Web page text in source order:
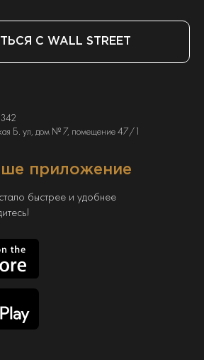
С WALL STREET
Б. ул, дом № 7, помещение 47/1
приложение
быстрее и удобнее